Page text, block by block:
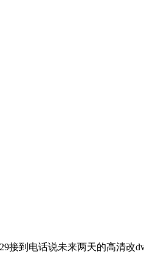
到电话说未来两天的高清改